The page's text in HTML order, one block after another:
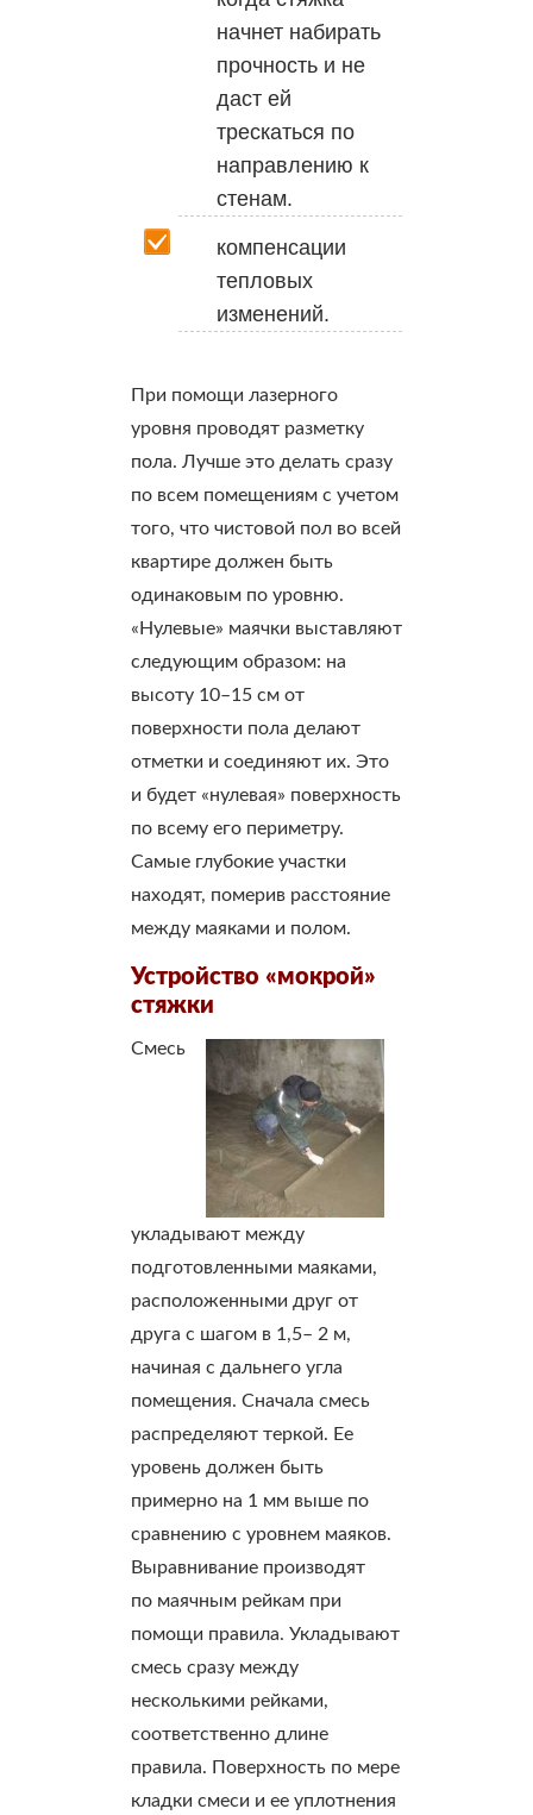
начнет набирать
прочность и не
даст ей
трескаться по
направлению к
стенам.
компенсации
тепловых
изменений.
При помощи лазерного
уровня проводят разметку
пола. Лучше это делать сразу
по всем помещениям с учетом
того, что чистовой пол во всей
квартире должен быть
одинаковым по уровню.
«Нулевые» маячки выставляют
следующим образом: на
высоту 10–15 см от
поверхности пола делают
отметки и соединяют их. Это
и будет «нулевая» поверхность
по всему его периметру.
Самые глубокие участки
находят, померив расстояние
между маяками и полом.
Устройство «мокрой»
стяжки
Смесь
укладывают между
подготовленными маяками,
расположенными друг от
друга с шагом в 1,5– 2 м,
начиная с дальнего угла
помещения. Сначала смесь
распределяют теркой. Ее
уровень должен быть
примерно на 1 мм выше по
сравнению с уровнем маяков.
Выравнивание производят
по маячным рейкам при
помощи правила. Укладывают
смесь сразу между
несколькими рейками,
соответственно длине
правила. Поверхность по мере
кладки смеси и ее уплотнения